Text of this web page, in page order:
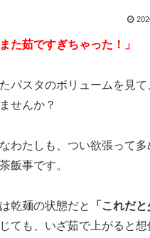
た茹ですぎちゃった！」
パスタのボリュームを見
せんか？
わたしも、つい欲張って多
飯事です。
乾麺の状態だと
「これだ
ても、いざ茹で上がると